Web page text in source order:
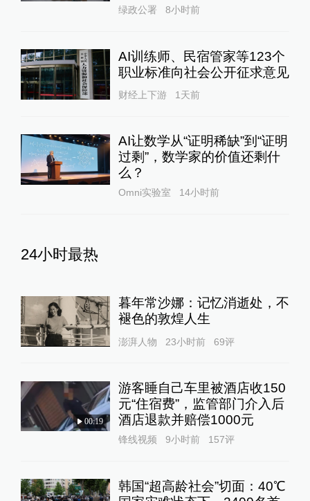
绿政公署 8小时前
AI训练师、民宿管家等123个
职业标准向社会公开征求意见
财经上下游 1天前
AI让数学从“证明稀缺”到“证明
过剩”，数学家的价值还剩什
么？
Omni实验室 14小时前
24小时最热
暮年常沙娜：记忆消逝处，不
褪色的敦煌人生
澎湃人物 23小时前 69评
00:19
游客睡自己车里被酒店收150
元“住宿费”，监管部门介入后
酒店退款并赔偿1000元
锋线视频 9小时前 157评
韩国“超高龄社会”切面：40℃